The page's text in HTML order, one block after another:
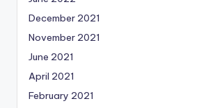
December 2021
November 2021
June 2021
April 2021
February 2021